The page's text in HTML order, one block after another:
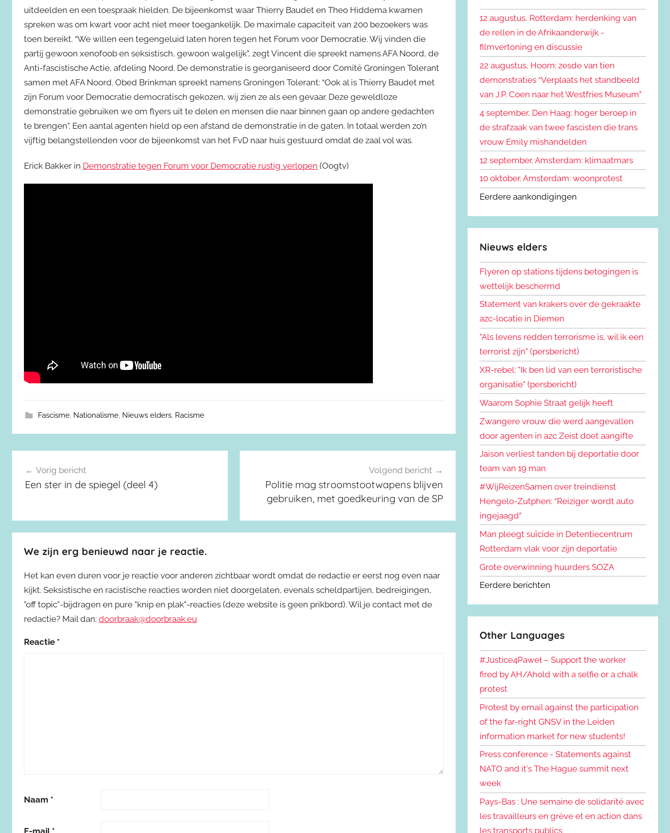
uitdeelden en een toespraak hielden. De bijeenkomst waar Thierry Baudet en Theo Hiddema kwamen
spreken was om kwart voor acht niet meer toegankelijk. De maximale capaciteit van 200 bezoekers was
toen bereikt. “We willen een tegengeluid laten horen tegen het Forum voor Democratie. Wij vinden die
partij gewoon xenofoob en seksistisch, gewoon walgelijk”, zegt Vincent die spreekt namens AFA Noord, de
Anti-fascistische Actie, afdeling Noord. De demonstratie is georganiseerd door Comité Groningen Tolerant
samen met AFA Noord. Obed Brinkman spreekt namens Groningen Tolerant: “Ook al is Thierry Baudet met
zijn Forum voor Democratie democratisch gekozen, wij zien ze als een gevaar. Deze geweldloze
demonstratie gebruiken we om flyers uit te delen en mensen die naar binnen gaan op andere gedachten
te brengen”. Een aantal agenten hield op een afstand de demonstratie in de gaten. In totaal werden zo’n
vijftig belangstellenden voor de bijeenkomst van het FvD naar huis gestuurd omdat de zaal vol was.
Erick Bakker in Demonstratie tegen Forum voor Democratie rustig verlopen (Oogtv)
Fascisme, Nationalisme, Nieuws elders, Racisme
Berichtnavigatie
Vorig bericht
Een ster in de spiegel (deel 4)
Volgend bericht
Politie mag stroomstootwapens blijven
gebruiken, met goedkeuring van de SP
We zijn erg benieuwd naar je reactie.
Het kan even duren voor je reactie voor anderen zichtbaar wordt omdat de redactie er eerst nog even naar
kijkt. Seksistische en racistische reacties worden niet doorgelaten, evenals scheldpartijen, bedreigingen,
"off topic"-bijdragen en pure "knip en plak"-reacties (deze website is geen prikbord). Wil je contact met de
redactie? Mail dan: doorbraak@doorbraak.eu
Reactie *
Naam *
E-mail *
n
a
a
r
:
e
12 augustus, Rotterdam: herdenking van
de rellen in de Afrikaanderwijk -
filmvertoning en discussie
22 augustus, Hoorn: zesde van tien
demonstraties “Verplaats het standbeeld
van J.P. Coen naar het Westfries Museum”
4 september, Den Haag: hoger beroep in
de strafzaak van twee fascisten die trans
vrouw Emily mishandelden
12 september, Amsterdam: klimaatmars
10 oktober, Amsterdam: woonprotest
Eerdere aankondigingen
Nieuws elders
Flyeren op stations tijdens betogingen is
wettelijk beschermd
Statement van krakers over de gekraakte
azc-locatie in Diemen
"Als levens redden terrorisme is, wil ik een
terrorist zijn" (persbericht)
XR-rebel: "Ik ben lid van een terroristische
organisatie" (persbericht)
Waarom Sophie Straat gelijk heeft
Zwangere vrouw die werd aangevallen
door agenten in azc Zeist doet aangifte
Jaison verliest tanden bij deportatie door
team van 19 man
#WijReizenSamen over treindienst
Hengelo-Zutphen: “Reiziger wordt auto
ingejaagd”
Man pleegt suïcide in Detentiecentrum
Rotterdam vlak voor zijn deportatie
Grote overwinning huurders SOZA
Eerdere berichten
Other Languages
#Justice4Paweł – Support the worker
fired by AH/Ahold with a selfie or a chalk
protest
Protest by email against the participation
of the far-right GNSV in the Leiden
information market for new students!
Press conference - Statements against
NATO and it's The Hague summit next
week
Pays-Bas : Une semaine de solidarité avec
les travailleurs en grève et en action dans
les transports publics